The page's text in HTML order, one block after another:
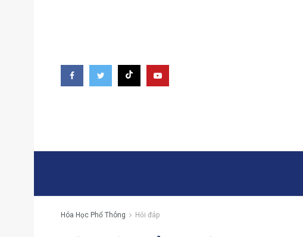
Hóa Học Phổ Thông Hỏi đáp